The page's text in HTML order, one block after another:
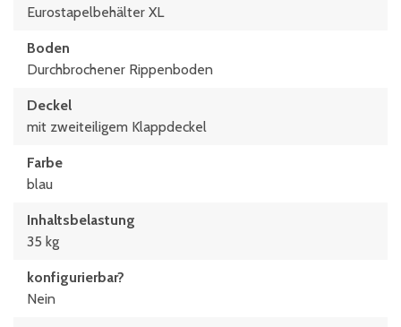
Eurostapelbehälter XL
Boden
Durchbrochener Rippenboden
Deckel
mit zweiteiligem Klappdeckel
Farbe
blau
Inhaltsbelastung
35 kg
konfigurierbar?
Nein